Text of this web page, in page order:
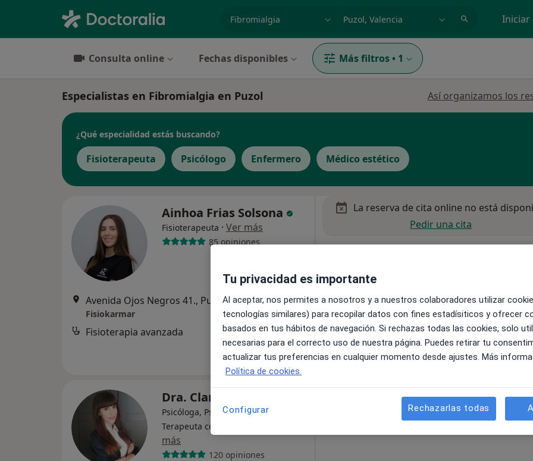
Iniciar
Consulta online Fechas disponibles Más filtros • 1
Especialistas en Fibromialgia en Puzol Así organizamos los
¿Qué especialidad estás buscando?
Fisioterapeuta Psicólogo Enfermero Médico estético
Ainhoa Frias Solsona
Fisioterapeuta · Ver más
85 opiniones
Avenida Ojos Negros 41., Puerto de Sagunto •Mapa
Fisiokarmar
Fisioterapia avanzada 40 €
La reserva de cita online no está
Pedir una cita
Dra. Clara Aparicio
Psicóloga, Psicóloga infantil,
Terapeuta complementaria
más
120 opiniones
Pedir una cita
Tu privacidad es importante
Al aceptar, nos permites a nosotros y a nuestros colaboradores utilizar
tecnologías similares) para recopilar datos con fines estadísiticos y ofrecer
basados en tus hábitos de navegación. Si rechazas todas las cookies, solo
necesarias para el correcto uso de nuestra página. Puedes retirar tu
actualizar tus preferencias en cualquier momento desde ajustes. Más
Política de cookies.
Configurar Rechazarlas todas